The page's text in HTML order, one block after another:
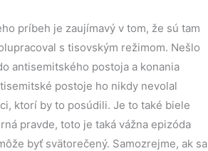
príbeh je zaujímavý v tom, že sú tam
s tisovským režimom. Nešlo
antisemitského postoja a konania
postoje ho ni­kdy nevolal
ktorí by to posúdili. Je to také biele
pravde, toto je taká vážna epizóda
byť svätorečený. Samozrejme, ak sa